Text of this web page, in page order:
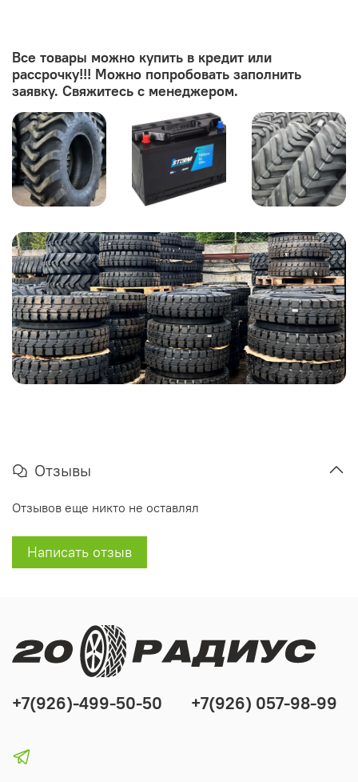
Все товары можно купить в кредит или
рассрочку!!! Можно попробовать заполнить
заявку. Свяжитесь с менеджером.
Отзывы
Отзывов еще никто не оставлял
Написать отзыв
+7(926)-499-50-50 +7(926) 057-98-99